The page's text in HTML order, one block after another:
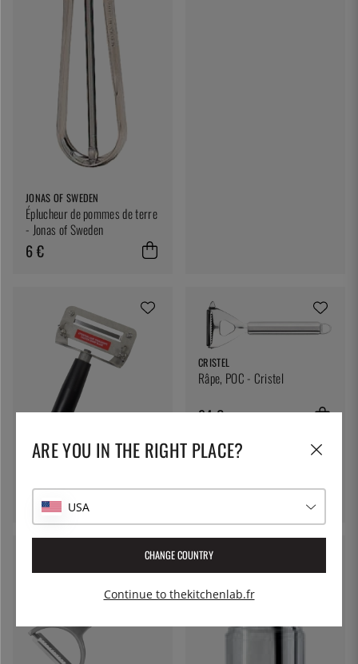
JONAS OF SWEDEN
Éplucheur de pommes de terre
- Jonas of Sweden
6 €
TELLIER
Epluche-pastèque et citrouille
109 €
CRISTEL
Râpe, POC - Cristel
24 €
ARE YOU IN THE RIGHT PLACE?
USA
CHANGE COUNTRY
Continue to thekitchenlab.fr